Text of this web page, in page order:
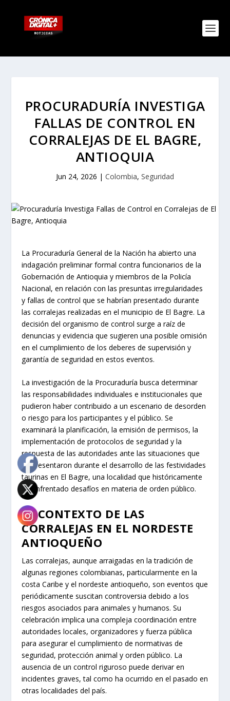
PROCURADURÍA INVESTIGA
FALLAS DE CONTROL EN
CORRALEJAS DE EL BAGRE,
ANTIOQUIA
Jun 24, 2026 | Colombia, Seguridad
La Procuraduría General de la Nación ha abierto una
indagación preliminar formal contra funcionarios de la
Gobernación de Antioquia y miembros de la Policía
Nacional, en relación con las presuntas irregularidades
y fallas de control que se habrían presentado durante
las corralejas realizadas en el municipio de El Bagre. La
decisión del organismo de control surge a raíz de
denuncias y evidencia que sugieren una posible omisión
en el cumplimiento de los deberes de supervisión y
garantía de seguridad en estos eventos.
La investigación de la Procuraduría busca determinar
las responsabilidades individuales e institucionales que
pudieron haber contribuido a un escenario de desorden
o riesgo para los participantes y el público. Se
examinará la planificación, la emisión de permisos, la
implementación de protocolos de seguridad y la
respuesta de las autoridades ante las situaciones que
se presentaron durante el desarrollo de las festividades
taurinas en El Bagre, una localidad que históricamente
ha enfrentado desafíos en materia de orden público.
EL CONTEXTO DE LAS
CORRALEJAS EN EL NORDESTE
ANTIOQUEÑO
Las corralejas, aunque arraigadas en la tradición de
algunas regiones colombianas, particularmente en la
costa Caribe y el nordeste antioqueño, son eventos que
periódicamente suscitan controversia debido a los
riesgos asociados para animales y humanos. Su
celebración implica una compleja coordinación entre
autoridades locales, organizadores y fuerza pública
para asegurar el cumplimiento de normativas de
seguridad, protección animal y orden público. La
ausencia de un control riguroso puede derivar en
incidentes graves, tal como ha ocurrido en el pasado en
otras localidades del país.